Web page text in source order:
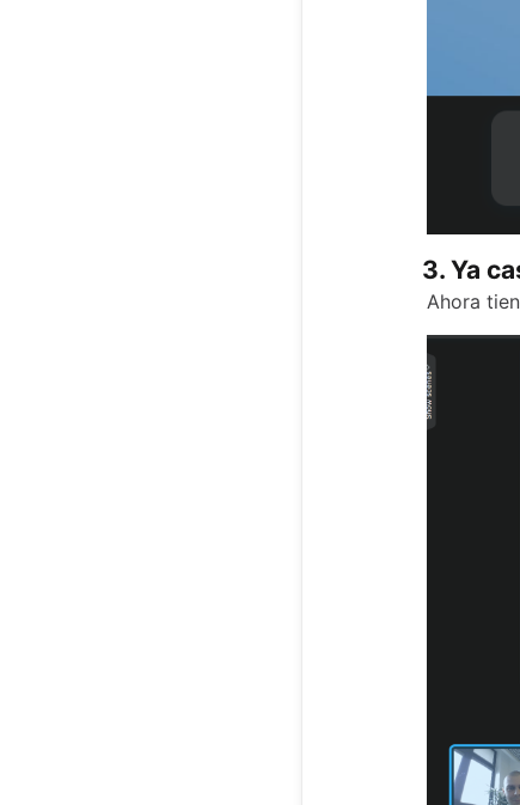
3. Ya
Ahora